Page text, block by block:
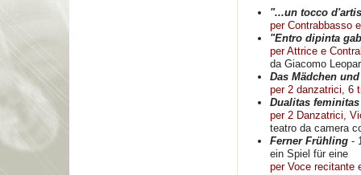
"...un tocco
per Contrabbasso
"Entro dipinta
per Attrice e
da Giacomo
Das Mädchen
per 2 danzatrici, 6
Dualitas feminitas
per 2 Danzatrici,
teatro da camera
Ferner Frühling -
ein Spiel für eine
per Voce recitante